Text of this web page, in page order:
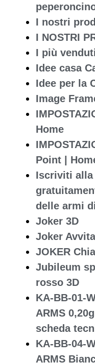
I nostri
I NOSTRI
I più
Idee casa
Idee per la
Image
Home
Point |
Iscriviti alla
delle armi
Joker 3D
Joker
JOKER
Jubileum
rosso 3D
KA-BB-01-
ARMS
scheda
KA-BB-04-
ARMS